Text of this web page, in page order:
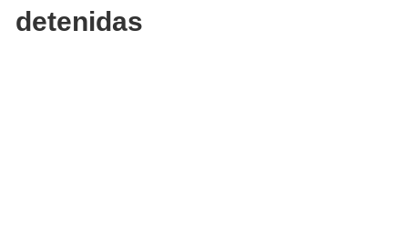
detenidas